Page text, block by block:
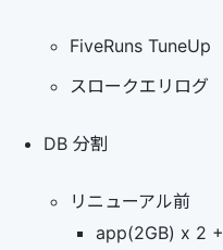
FiveRuns TuneUp
スロークエリログ
DB 分割
リニューアル前
app(2GB) x 2